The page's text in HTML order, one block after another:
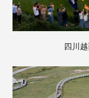
四川